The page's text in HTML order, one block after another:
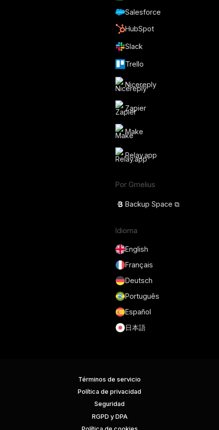
Salesforce
HubSpot
Slack
Trello
Nicereply
Zapier
Make
Relay.app
Por Gmelius
Backup Space ⧉
Idioma
English
Français
Deutsch
Português
Español
日本語
Términos de servicio
Política de privacidad
Seguridad
RGPD y DPA